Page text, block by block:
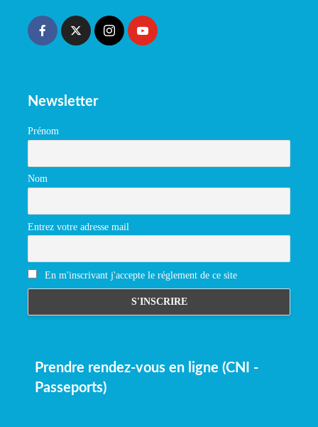
Newsletter
Prénom
Nom
Entrez votre adresse mail
En m'inscrivant j'accepte le réglement de ce site
Prendre rendez-vous en ligne (CNI -
Passeports)